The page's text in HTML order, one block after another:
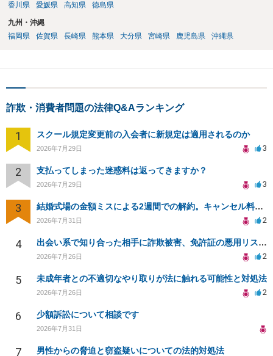
香川県
愛媛県 高知県 徳島県
九州・沖縄
福岡県
佐賀県 長崎県 熊本県 大分県 宮崎県 鹿児島県 沖縄県
詐欺・消費者問題の法律Q&Aランキング
1 スクール規定変更前の入会者に新規定は適用されるのか
2026年7月29日 3
2 支払ってしまった迷惑料は返ってきますか？
2026年7月29日 3
3 結婚式場の金額ミスによる2週間での解約。キャンセル料10万円の免除は可能か。
2026年7月31日 2
4 出会い系で知り合った相手に詐欺被害、免許証の悪用リスクと対策。
2026年7月26日 2
5 未成年者との不適切なやり取りが法に触れる可能性と対処法
2026年7月26日 2
6 少額訴訟について相談です
2026年7月31日
7 男性からの脅迫と窃盗疑いについての法的対処法